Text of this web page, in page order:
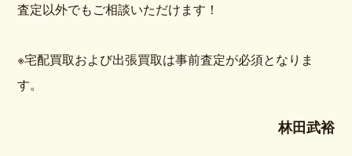
査定以外でもご相談いただけます！
※宅配買取および出張買取は事前査定が必須となりま
す。
林田武裕